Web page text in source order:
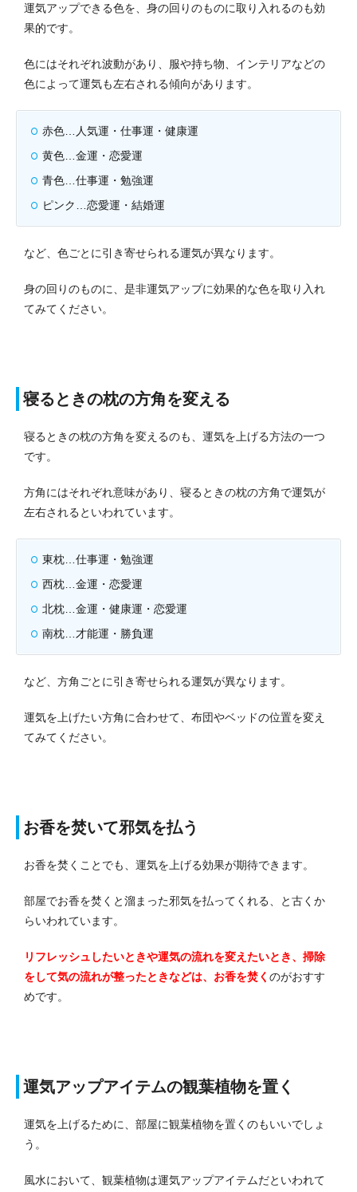
運気アップできる色を、身の回りのものに取り入れるのも効
果的です。
色にはそれぞれ波動があり、服や持ち物、インテリアなどの
色によって運気も左右される傾向があります。
赤色…人気運・仕事運・健康運
黄色…金運・恋愛運
青色…仕事運・勉強運
ピンク…恋愛運・結婚運
など、色ごとに引き寄せられる運気が異なります。
身の回りのものに、是非運気アップに効果的な色を取り入れ
てみてください。
寝るときの枕の方角を変える
寝るときの枕の方角を変えるのも、運気を上げる方法の一つ
です。
方角にはそれぞれ意味があり、寝るときの枕の方角で運気が
左右されるといわれています。
東枕…仕事運・勉強運
西枕…金運・恋愛運
北枕…金運・健康運・恋愛運
南枕…才能運・勝負運
など、方角ごとに引き寄せられる運気が異なります。
運気を上げたい方角に合わせて、布団やベッドの位置を変え
てみてください。
お香を焚いて邪気を払う
お香を焚くことでも、運気を上げる効果が期待できます。
部屋でお香を焚くと溜まった邪気を払ってくれる、と古くか
らいわれています。
リフレッシュしたいときや運気の流れを変えたいとき、掃除
をして気の流れが整ったときなどは、お香を焚く のがおすす
めです。
運気アップアイテムの観葉植物を置く
運気を上げるために、部屋に観葉植物を置くのもいいでしょ
う。
風水において、観葉植物は運気アップアイテムだといわれて